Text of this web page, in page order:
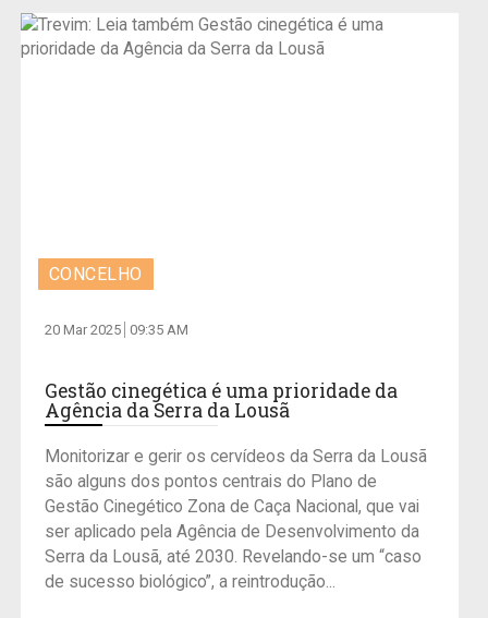
CONCELHO
20 Mar 2025 09:35 AM
Gestão cinegética é uma prioridade da
Agência da Serra da Lousã
Monitorizar e gerir os cervídeos da Serra da Lousã
são alguns dos pontos centrais do Plano de
Gestão Cinegético Zona de Caça Nacional, que vai
ser aplicado pela Agência de Desenvolvimento da
Serra da Lousã, até 2030. Revelando-se um “caso
de sucesso biológico”, a reintrodução...